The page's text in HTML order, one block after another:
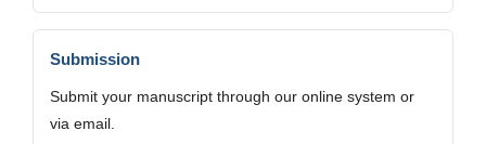
Submission
Submit your manuscript through our online system or
via email.